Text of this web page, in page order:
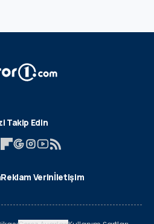
Takip Edin
Reklam Verinİletişim